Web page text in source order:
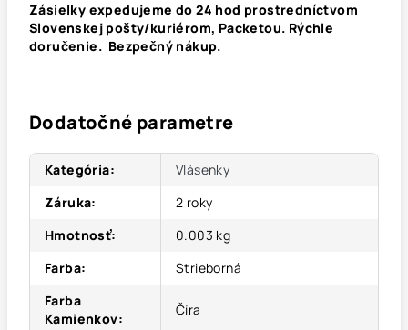
Zásielky expedujeme do 24 hod prostredníctvom
Slovenskej pošty/kuriérom, Packetou. Rýchle
doručenie. Bezpečný nákup.
Dodatočné parametre
Kategória:
Vlásenky
Záruka:
2 roky
Hmotnosť:
0.003 kg
Farba:
Strieborná
Farba
Kamienkov:
Číra